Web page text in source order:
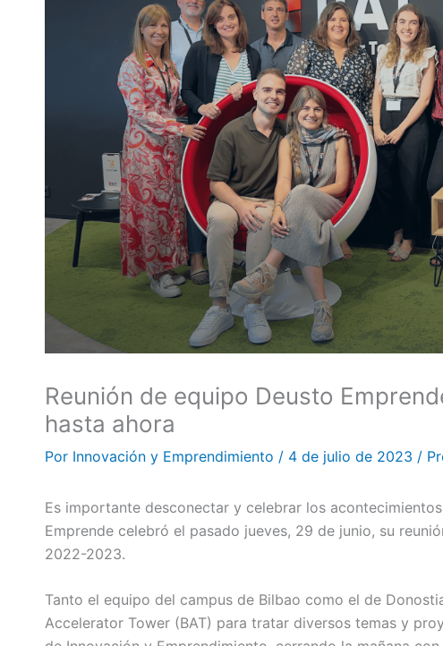
Reunión de equipo Deusto
hasta ahora
Por Innovación y Emprendimiento / 4 de julio de 2023 /
Es importante desconectar y celebrar los
Emprende celebró el pasado jueves, 29 de junio, su
2022-2023.
Tanto el equipo del campus de Bilbao como el de
Accelerator Tower (BAT) para tratar diversos temas y